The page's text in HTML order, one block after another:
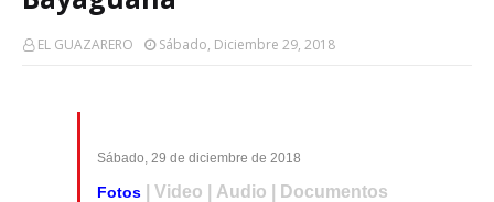
EL GUAZARERO Sábado, Diciembre 29, 2018
Sábado, 29 de diciembre de 2018
Fotos | Video | Audio | Documentos